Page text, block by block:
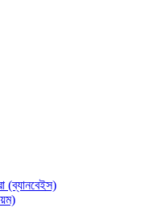
(ব্যানবেইস)